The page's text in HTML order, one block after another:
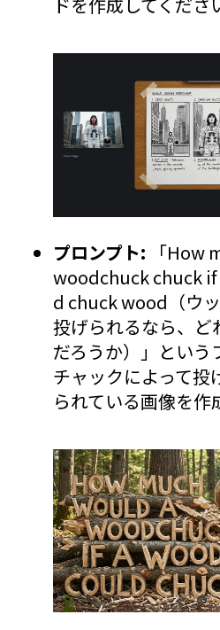
ドを作成してくださ
プロンプト:
「How
woodchuck chuck
d chuck wood（ウ
投げられるなら、ど
だろうか）」という
チャックによって投
られている画像を作